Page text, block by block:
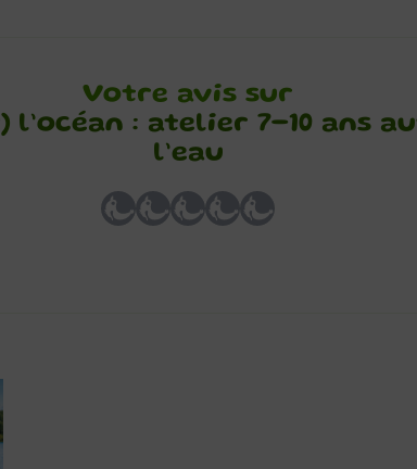
Votre avis sur
l’océan : atelier 7-10 ans
l’eau